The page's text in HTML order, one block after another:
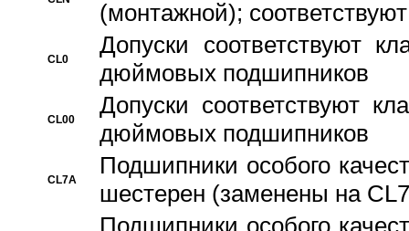
(монтажной);
CL0
Допуски соответствуют
дюймовых подшипников
CL00
Допуски соответствуют
дюймовых подшипников
CL7A
Подшипники особого
шестерен (заменены на
Подшипники особого